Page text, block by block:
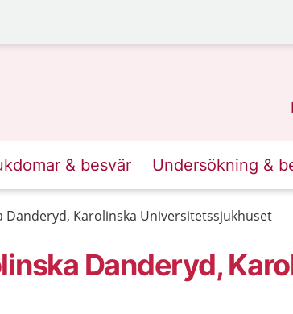
& besvär Undersökning &
Karolinska Universitetssjukhuset
Danderyd,